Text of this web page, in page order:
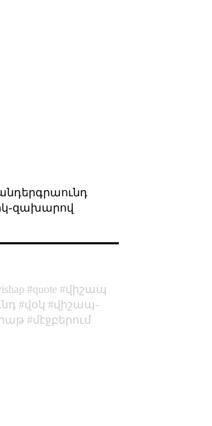
quote
վիշապ
վօկ
վիշապ֊
մէջբերում